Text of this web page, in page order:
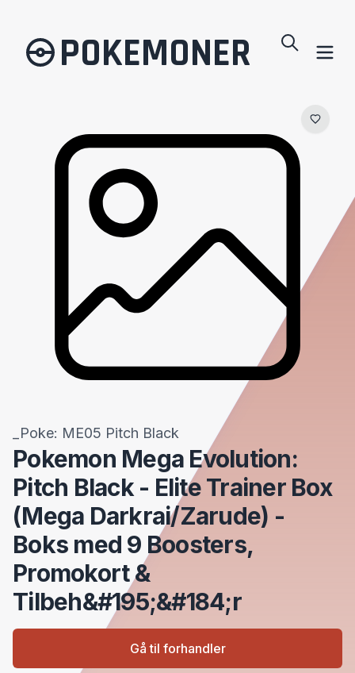
POKEMONER
_Poke: ME05 Pitch Black
Pokemon Mega Evolution:
Pitch Black - Elite Trainer Box
(Mega Darkrai/Zarude) -
Boks med 9 Boosters,
Promokort &
Tilbeh&#195;&#184;r
Gå til forhandler